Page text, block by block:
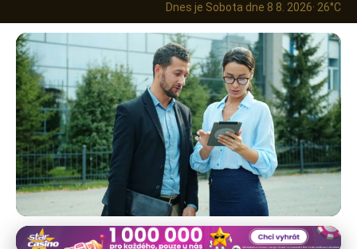
Dnes je Sobota dne 8 8. 2026· 26°C
warezak.cz